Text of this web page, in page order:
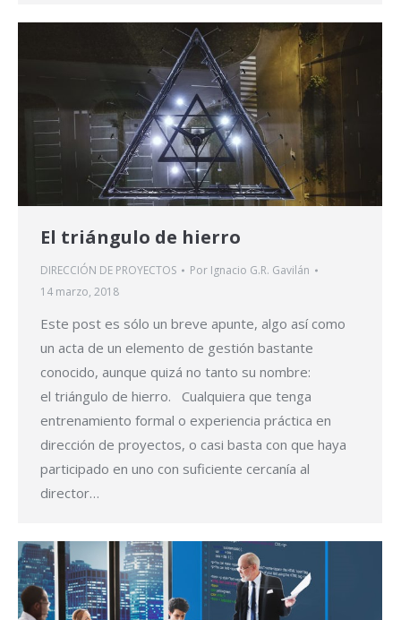
El triángulo de hierro
DIRECCIÓN DE PROYECTOS Por Ignacio G.R. Gavilán
14 marzo, 2018
Este post es sólo un breve apunte, algo así como
un acta de un elemento de gestión bastante
conocido, aunque quizá no tanto su nombre:
el triángulo de hierro. Cualquiera que tenga
entrenamiento formal o experiencia práctica en
dirección de proyectos, o casi basta con que haya
participado en uno con suficiente cercanía al
director…